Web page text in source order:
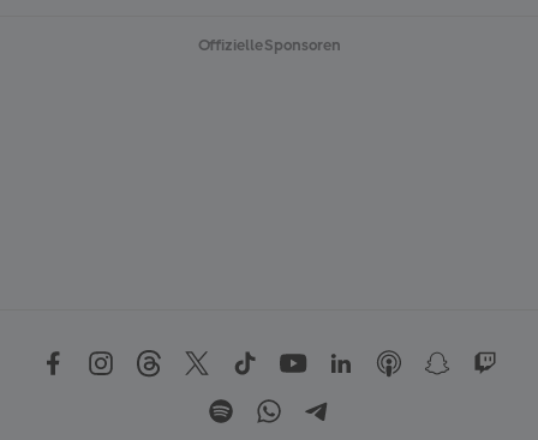
Offizielle Sponsoren